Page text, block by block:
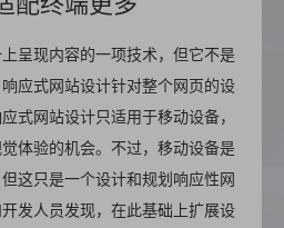
呈现内容的一项技术，但它不是
应式网站设计针对整个网页的设
式网站设计只适用于移动设备，
体验的机会。不过，移动设备是
这只是一个设计和规划响应性网
发人员发现，在此基础上扩展设